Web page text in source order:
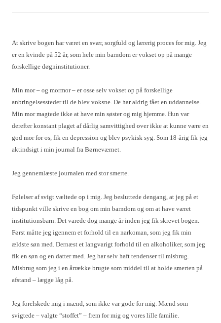
At skrive bogen har været en svær, sorgfuld og lærerig proces for mig. Jeg
er en kvinde på 52 år, som hele min barndom er vokset op på mange
forskellige døgninstitutioner.
Min mor – og mormor – er osse selv vokset op på forskellige
anbringelsessteder til de blev voksne. De har aldrig fået en uddannelse.
Min mor magtede ikke at have min søster og mig hjemme. Hun var
derefter konstant plaget af dårlig samvittighed over ikke at kunne være en
god mor for os, fik en depression og blev psykisk syg. Som 18-årig fik jeg
aktindsigt i min journal fra Børneværnet.
Jeg gennemlæste journalen med stor smerte.
Følelser af svigt væltede op i mig. Jeg besluttede dengang, at jeg på et
tidspunkt ville skrive en bog om min barndom og om at have været
institutionsbarn. Det varede dog mange år inden jeg fik skrevet bogen.
Først måtte jeg igennem et forhold til en narkoman, som jeg fik min
ældste søn med. Dernæst et langvarigt forhold til en alkoholiker, som jeg
fik en søn og en datter med. Jeg har selv haft tendenser til misbrug.
Misbrug som jeg i en årrække brugte som middel til at holde smerten på
afstand – lægge låg på.
Jeg forelskede mig i mænd, som ikke var gode for mig. Mænd som
svigtede – valgte “stoffet” – frem for mig og vores lille familie.